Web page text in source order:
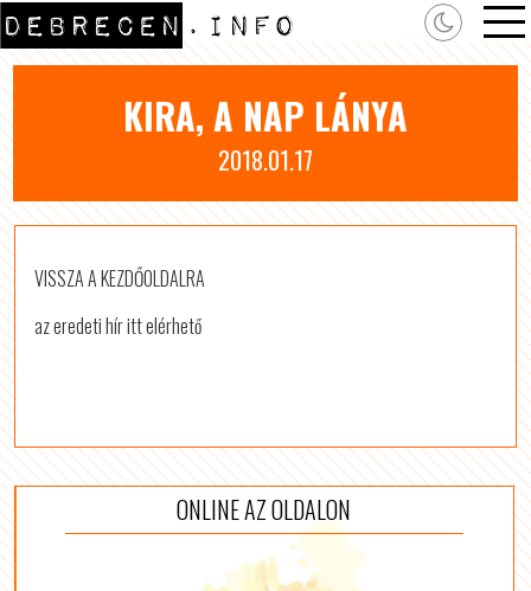
KIRA, A NAP LÁNYA
2018.01.17
VISSZA A KEZDŐOLDALRA
az eredeti hír itt elérhető
ONLINE AZ OLDALON